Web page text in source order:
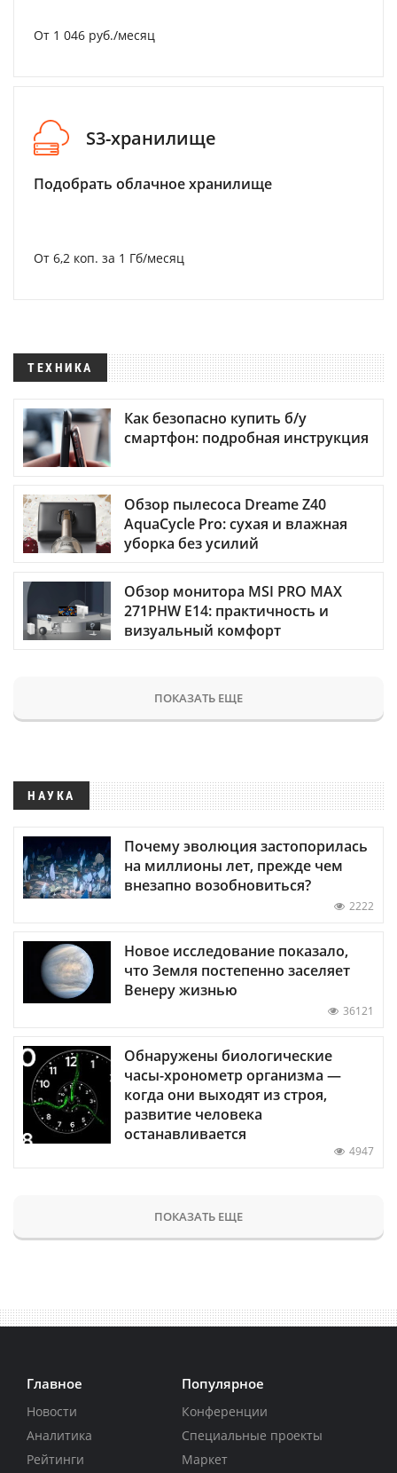
От 1 046 руб./месяц
S3-хранилище
Подобрать облачное хранилище
От 6,2 коп. за 1 Гб/месяц
ТЕХНИКА
Как безопасно купить б/у
смартфон: подробная инструкция
Обзор пылесоса Dreame Z40
AquaCycle Pro: сухая и влажная
уборка без усилий
Обзор монитора MSI PRO MAX
271PHW E14: практичность и
визуальный комфорт
ПОКАЗАТЬ ЕЩЕ
НАУКА
Почему эволюция застопорилась
на миллионы лет, прежде чем
внезапно возобновиться?
2222
Новое исследование показало,
что Земля постепенно заселяет
Венеру жизнью
36121
Обнаружены биологические
часы-хронометр организма —
когда они выходят из строя,
развитие человека
останавливается
4947
ПОКАЗАТЬ ЕЩЕ
Главное
Новости
Аналитика
Рейтинги
Популярное
Конференции
Специальные проекты
Маркет